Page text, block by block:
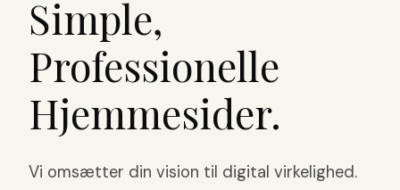
Simple,
Professionelle
Hjemmesider.
Vi omsætter din vision til digital virkelighed.